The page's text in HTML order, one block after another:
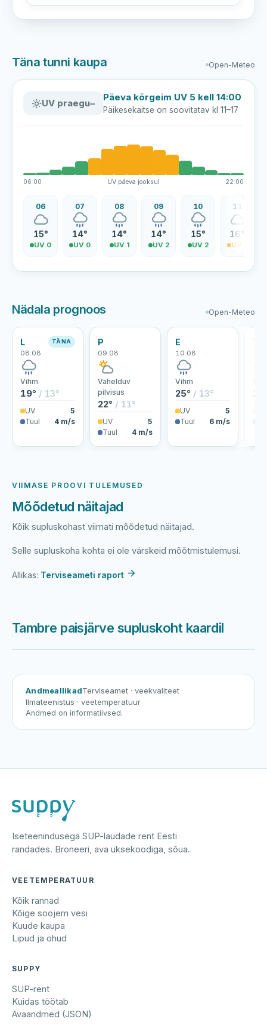
Täna tunni kaupa Open-Meteo
UV praegu–
Päeva kõrgeim UV 5 kell 14:00
Päikesekaitse on soovitatav kl 11–17
06:00 UV päeva jooksul 22:00
06
15°
UV 0
07
14°
UV 0
08
14°
UV 1
09
14°
UV 2
10
15°
UV 2
11
16°
UV 3
Nädala prognoos Open-Meteo
L
08.08
TÄNA
Vihm
19° / 13°
UV
5
Tuul
4 m/s
P
09.08
Vahelduv
pilvisus
22° / 11°
UV
5
Tuul
4 m/s
E
10.08
Vihm
25° / 13°
UV
5
Tuul
6 m/s
T
VIIMASE PROOVI TULEMUSED
Mõõdetud näitajad
Kõik supluskohast viimati mõõdetud näitajad.
Selle supluskoha kohta ei ole värskeid mõõtmistulemusi.
Allikas: Terviseameti raport
Tambre paisjärve supluskoht kaardil
AndmeallikadTerviseamet · veekvaliteet
Ilmateenistus · veetemperatuur
Andmed on informatiivsed.
Iseteenindusega SUP-laudade rent Eesti
randades. Broneeri, ava uksekoodiga, sõua.
VEETEMPERATUUR
Kõik rannad
Kõige soojem vesi
Kuude kaupa
Lipud ja ohud
SUPPY
SUP-rent
Kuidas töötab
Avaandmed (JSON)